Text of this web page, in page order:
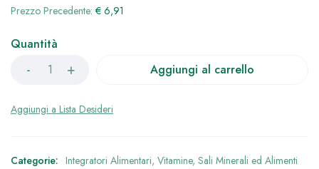
Prezzo Precedente: € 6,91
Quantità
Aggiungi al carrello
Categorie: Integratori Alimentari, Vitamine, Sali Minerali ed Alimenti